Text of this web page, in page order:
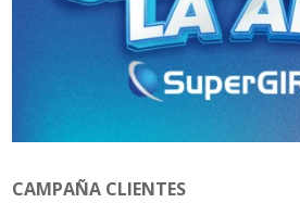
CAMPAÑA CLIENTES